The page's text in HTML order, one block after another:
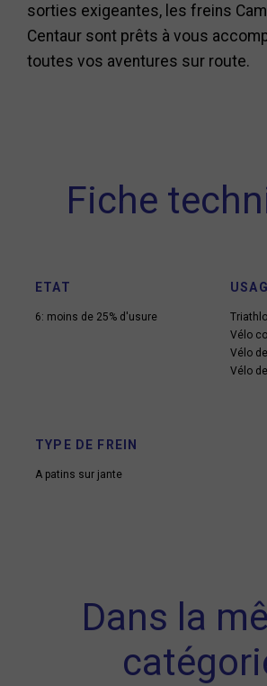
sorties exigeantes, les freins
Centaur sont prêts à vous
toutes vos aventures sur route.
Fiche
ETAT
6: moins de 25% d'usure
Vélo
Vélo
Vélo
TYPE DE FREIN
A patins sur jante
Dans la